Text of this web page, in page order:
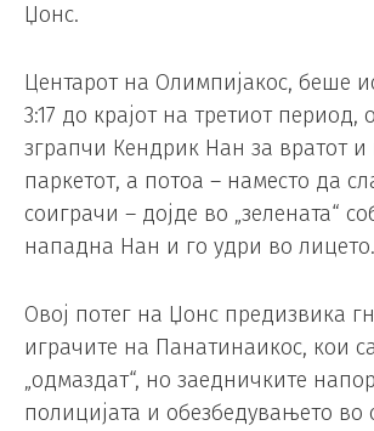
Џонс.
Центарот на Олимпијакос, беше
3:17 до крајот на третиот период,
зграпчи Кендрик Нан за вратот и
паркетот, а потоа – наместо да
соиграчи – дојде во „зелената“
нападна Нан ​​и го удри во лицето.
Овој потег на Џонс предизвика
играчите на Панатинаикос, кои
„одмаздат“, но заедничките
полицијата и обезбедувањето во